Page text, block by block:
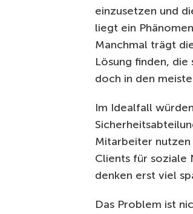
einzusetzen und
liegt ein
Manchmal trägt
Lösung finden,
doch in den
Im Idealfall
Mitarbeiter nutzen
Clients für soziale
denken erst viel
Das Problem ist